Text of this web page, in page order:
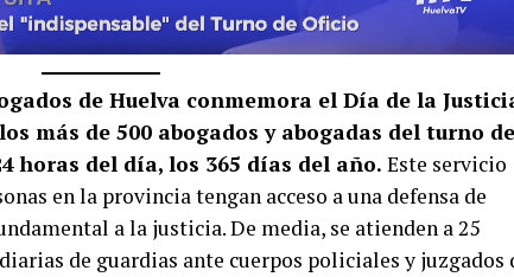
de Huelva conmemora el Día de la
más de 500 abogados y abogadas del turno de
horas del día, los 365 días del año. Este servicio
en la provincia tengan acceso a una defensa de
a la justicia. De media, se atienden a 25
de guardias ante cuerpos policiales y juzgados